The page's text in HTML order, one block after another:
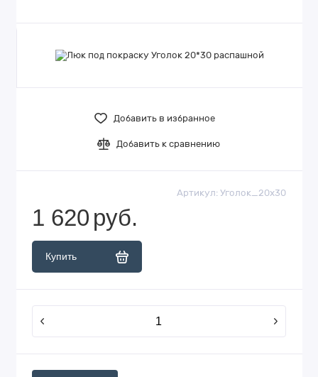
Добавить в избранное
Добавить к сравнению
Артикул: Уголок_20х30
1 620 руб.
Купить